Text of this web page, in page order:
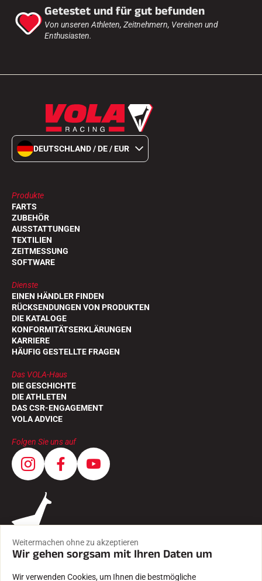
Getestet und für gut befunden
Von unseren Athleten, Zeitnehmern, Vereinen und
Enthusiasten.
DEUTSCHLAND / DE / EUR
Produkte
FARTS
ZUBEHÖR
AUSSTATTUNGEN
TEXTILIEN
ZEITMESSUNG
SOFTWARE
Dienste
EINEN HÄNDLER FINDEN
RÜCKSENDUNGEN VON PRODUKTEN
DIE KATALOGE
KONFORMITÄTSERKLÄRUNGEN
KARRIERE
HÄUFIG GESTELLTE FRAGEN
Das VOLA-Haus
DIE GESCHICHTE
DIE ATHLETEN
DAS CSR-ENGAGEMENT
VOLA ADVICE
Folgen Sie uns auf
Weitermachen ohne zu akzeptieren
Wir gehen sorgsam mit Ihren Daten um
Wir verwenden Cookies, um Ihnen die bestmögliche